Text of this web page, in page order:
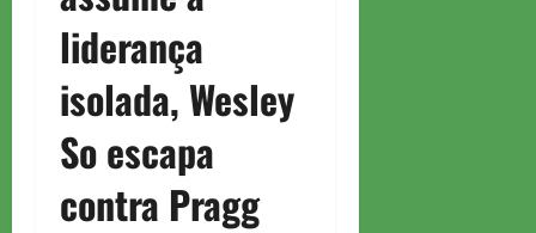
liderança
isolada, Wesley
So escapa
contra Pragg